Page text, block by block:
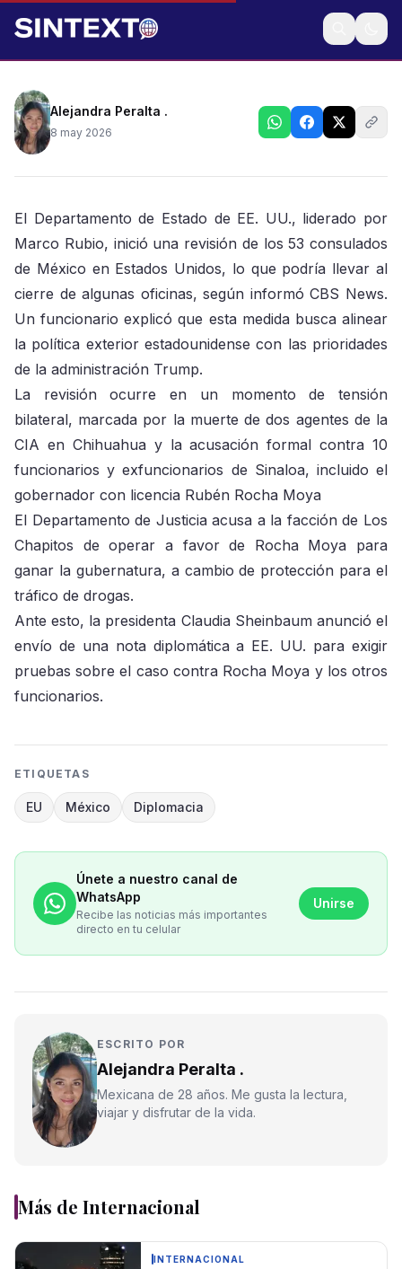
representaciones
Alejandra Peralta .
8 may 2026
El Departamento de Estado de EE. UU., liderado por
Marco Rubio, inició una revisión de los 53 consulados
de México en Estados Unidos, lo que podría llevar al
cierre de algunas oficinas, según informó CBS News.
Un funcionario explicó que esta medida busca alinear
la política exterior estadounidense con las prioridades
de la administración Trump.
La revisión ocurre en un momento de tensión
bilateral, marcada por la muerte de dos agentes de la
CIA en Chihuahua y la acusación formal contra 10
funcionarios y exfuncionarios de Sinaloa, incluido el
gobernador con licencia Rubén Rocha Moya
El Departamento de Justicia acusa a la facción de Los
Chapitos de operar a favor de Rocha Moya para
ganar la gubernatura, a cambio de protección para el
tráfico de drogas.
Ante esto, la presidenta Claudia Sheinbaum anunció el
envío de una nota diplomática a EE. UU. para exigir
pruebas sobre el caso contra Rocha Moya y los otros
funcionarios.
ETIQUETAS
EU México Diplomacia
Únete a nuestro canal de
WhatsApp
Recibe las noticias más importantes
directo en tu celular
Unirse
ESCRITO POR
Alejandra Peralta .
Mexicana de 28 años. Me gusta la lectura,
viajar y disfrutar de la vida.
Más de Internacional
INTERNACIONAL